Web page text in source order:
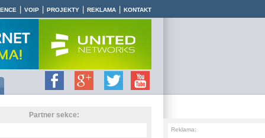
VOIP PROJEKTY REKLAMA KONTAKT
Partner sekce:
Reklama: